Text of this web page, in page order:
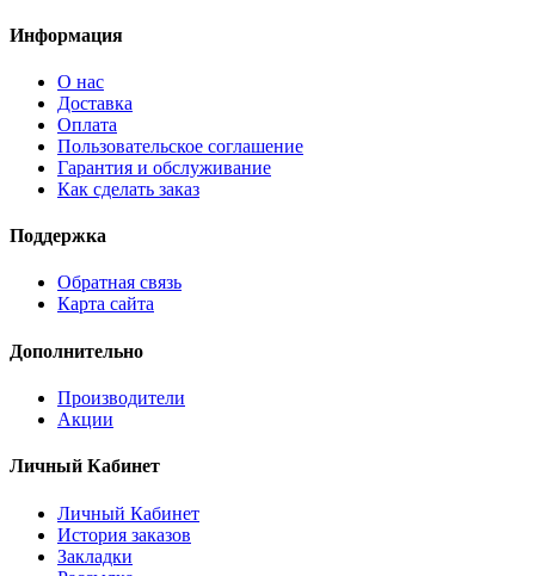
Информация
О нас
Доставка
Оплата
Пользовательское соглашение
Гарантия и обслуживание
Как сделать заказ
Поддержка
Обратная связь
Карта сайта
Дополнительно
Производители
Акции
Личный Кабинет
Личный Кабинет
История заказов
Закладки